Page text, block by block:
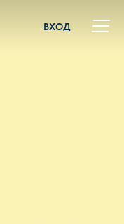
ВХОД